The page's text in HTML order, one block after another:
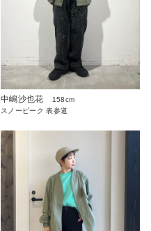
中嶋沙也花
158cm
スノーピーク 表参道